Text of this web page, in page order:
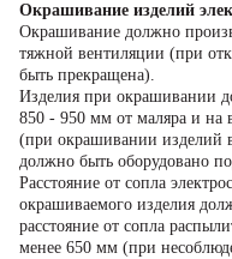
Окрашивание изделий
Окрашивание должно
тяжной вентиляции (при
быть прекращена).
Изделия при окрашивании
850 - 950 мм от маляра и на
(при окрашивании изделий
должно быть оборудовано
Расстояние от сопла
окрашиваемого изделия
расстояние от сопла
менее 650 мм (при